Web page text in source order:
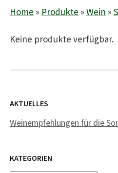
Home » Produkte » Wein »
Keine produkte verfügbar.
AKTUELLES
Weinempfehlungen für die
KATEGORIEN